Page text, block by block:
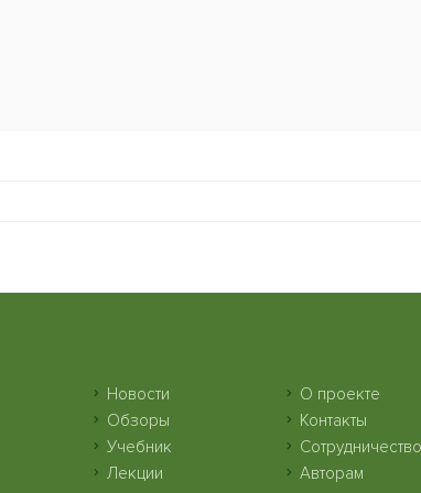
Новости
Обзоры
Учебник
Лекции
О проекте
Контакты
Сотрудничество
Авторам